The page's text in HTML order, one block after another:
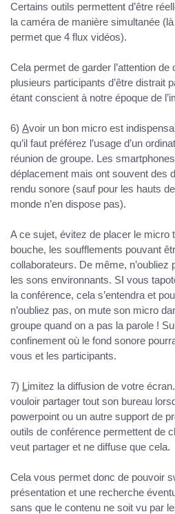
Certains outils permettent d’être
la caméra de manière simultanée
permet que 4 flux vidéos).
Cela permet de garder l’attention de
plusieurs participants d’être distrait
étant conscient à notre époque de
6) Avoir un bon micro est
qu’il faut préférez l’usage d’un
réunion de groupe. Les
déplacement mais ont souvent des
rendu sonore (sauf pour les hauts
monde n’en dispose pas).
A ce sujet, évitez de placer le micro
bouche, les soufflements pouvant
collaborateurs. De même, n’oubliez
les sons environnants. SI vous
la conférence, cela s’entendra et
n’oubliez pas, on mute son micro
groupe quand on a pas la parole !
confinement où le fond sonore
vous et les participants.
7) Limitez la diffusion de votre écran
vouloir partager tout son bureau
powerpoint ou un autre support de
outils de conférence permettent de
veut partager et ne diffuse que cela.
Cela vous permet donc de pouvoir
présentation et une recherche
sans que le contenu ne soit vu par